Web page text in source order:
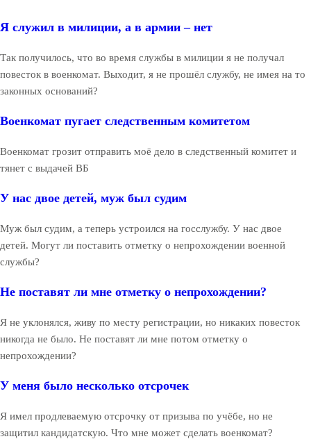
Я служил в милиции, а в армии – нет
Так получилось, что во время службы в милиции я не получал
повесток в военкомат. Выходит, я не прошёл службу, не имея на то
законных оснований?
Военкомат пугает следственным комитетом
Военкомат грозит отправить моё дело в следственный комитет и
тянет с выдачей ВБ
У нас двое детей, муж был судим
Муж был судим, а теперь устроился на госслужбу. У нас двое
детей. Могут ли поставить отметку о непрохождении военной
службы?
Не поставят ли мне отметку о непрохождении?
Я не уклонялся, живу по месту регистрации, но никаких повесток
никогда не было. Не поставят ли мне потом отметку о
непрохождении?
У меня было несколько отсрочек
Я имел продлеваемую отсрочку от призыва по учёбе, но не
защитил кандидатскую. Что мне может сделать военкомат?